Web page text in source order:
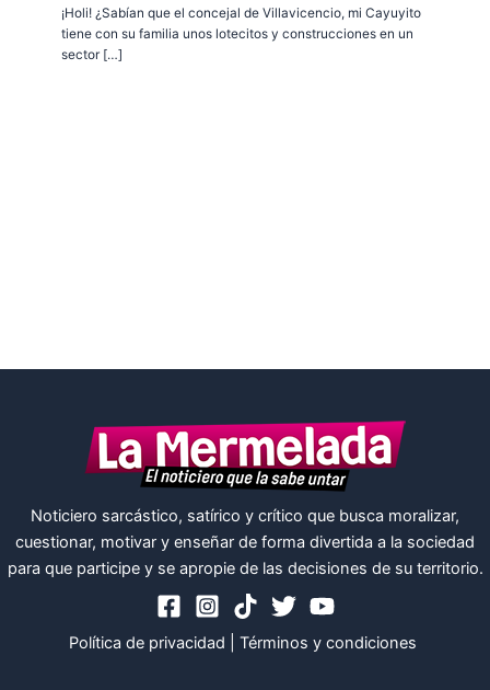
¡Holi! ¿Sabían que el concejal de Villavicencio, mi Cayuyito
tiene con su familia unos lotecitos y construcciones en un
sector […]
Noticiero sarcástico, satírico y crítico que busca moralizar,
cuestionar, motivar y enseñar de forma divertida a la sociedad
para que participe y se apropie de las decisiones de su territorio.
Política de privacidad Términos y condiciones